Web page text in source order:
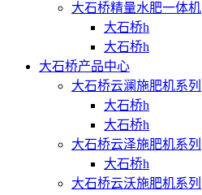
大石桥精量水肥一体机
大石桥h
大石桥h
大石桥产品中心
大石桥云澜施肥机系列
大石桥h
大石桥h
大石桥云泽施肥机系列
大石桥h
大石桥云沃施肥机系列